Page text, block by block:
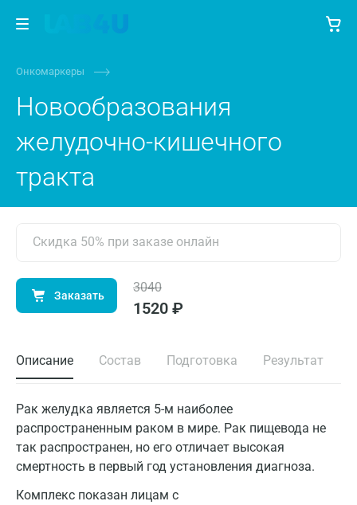
Онкомаркеры
Новообразования
желудочно-кишечного
тракта
Скидка 50% при заказе онлайн
Заказать
3040
1520 ₽
Описание Состав Подготовка Результат
Рак желудка является 5-м наиболее
распространенным раком в мире. Рак пищевода не
так распространен, но его отличает высокая
смертность в первый год установления диагноза.
Комплекс показан лицам с